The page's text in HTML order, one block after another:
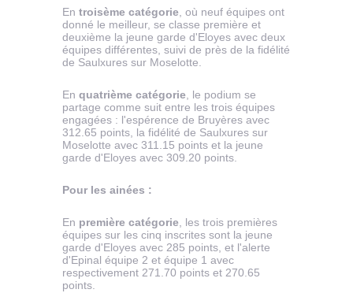
En troisème catégorie, où neuf équipes ont
donné le meilleur, se classe première et
deuxième la jeune garde d'Eloyes avec deux
équipes différentes, suivi de près de la fidélité
de Saulxures sur Moselotte.
En quatrième catégorie, le podium se
partage comme suit entre les trois équipes
engagées : l'espérence de Bruyères avec
312.65 points, la fidélité de Saulxures sur
Moselotte avec 311.15 points et la jeune
garde d'Eloyes avec 309.20 points.
Pour les ainées :
En première catégorie, les trois premières
équipes sur les cinq inscrites sont la jeune
garde d'Eloyes avec 285 points, et l'alerte
d'Epinal équipe 2 et équipe 1 avec
respectivement 271.70 points et 270.65
points.